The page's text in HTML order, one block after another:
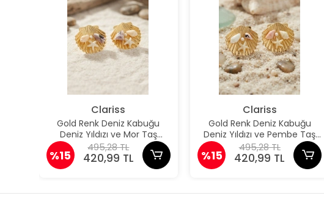
Clariss
Gold Renk Deniz Kabuğu
Deniz Yıldızı ve Mor Taş
Detaylı Küpe
%15
495,28 TL
420,99 TL
Clariss
Gold Renk Deniz Kabuğu
Deniz Yıldızı ve Pembe Taş
Detaylı Küpe
%15
495,28 TL
420,99 TL